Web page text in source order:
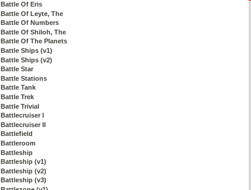
Battle Of Eris
Battle Of Leyte, The
Battle Of Numbers
Battle Of Shiloh, The
Battle Of The Planets
Battle Ships (v1)
Battle Ships (v2)
Battle Star
Battle Stations
Battle Tank
Battle Trek
Battle Trivial
Battlecruiser I
Battlecruiser II
Battlefield
Battleroom
Battleship
Battleship (v1)
Battleship (v2)
Battleship (v3)